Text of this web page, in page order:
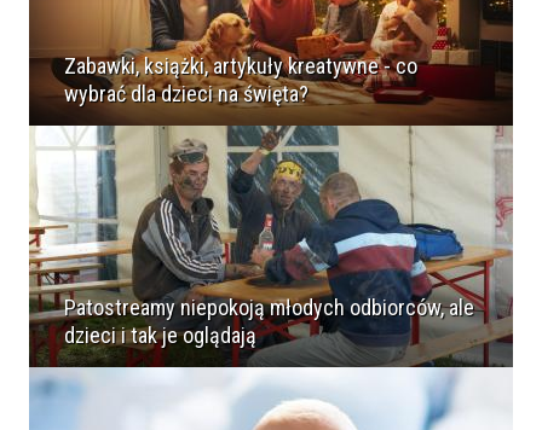
Zabawki, książki, artykuły kreatywne - co
wybrać dla dzieci na święta?
Patostreamy niepokoją młodych odbiorców, ale
dzieci i tak je oglądają